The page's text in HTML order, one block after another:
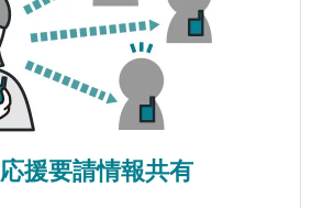
応援要請情報共有